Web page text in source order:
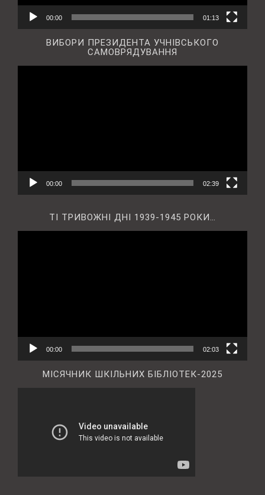
00:00 01:13
ВИБОРИ ПРЕЗИДЕНТА УЧНІВСЬКОГО
САМОВРЯДУВАННЯ
00:00 02:39
ТІ ТРИВОЖНІ ДНІ 1939-1945 РОКИ…
00:00 02:03
МІСЯЧНИК ШКІЛЬНИХ БІБЛІОТЕК-2025